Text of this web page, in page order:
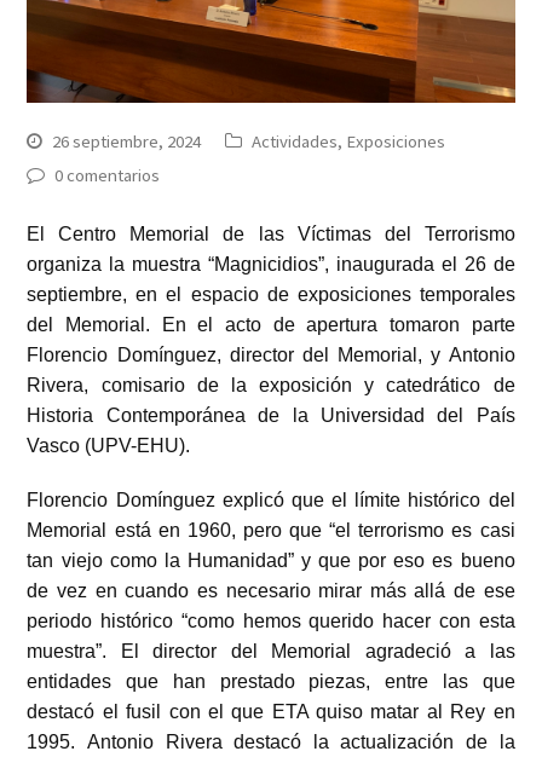
26 septiembre, 2024 Actividades, Exposiciones
0 comentarios
ElCentro Memorial de las Víctimas del Terrorismo
organiza la muestra “Magnicidios”, inaugurada el
26 de
septiembre, en el espacio de exposiciones temporales
del Memorial. En el acto de apertura tomaron parte
Florencio Domínguez, director del Memorial, y Antonio
Rivera, comisario de la exposición y catedrático de
Historia Contemporánea de la Universidad del País
Vasco (UPV-EHU).
Florencio Domínguez explicó que el límite histórico del
Memorial está en 1960, pero que “el terrorismo es casi
tan viejo como la Humanidad” y que por eso es bueno
de vez en cuando es necesario mirar más allá de ese
periodo histórico “como hemos querido hacer con esta
muestra”. El director del Memorial agradeció a las
entidades que han prestado piezas, entre las que
destacó el fusil con el que ETA quiso matar al Rey en
1995.Antonio Rivera destacó la actualización de la